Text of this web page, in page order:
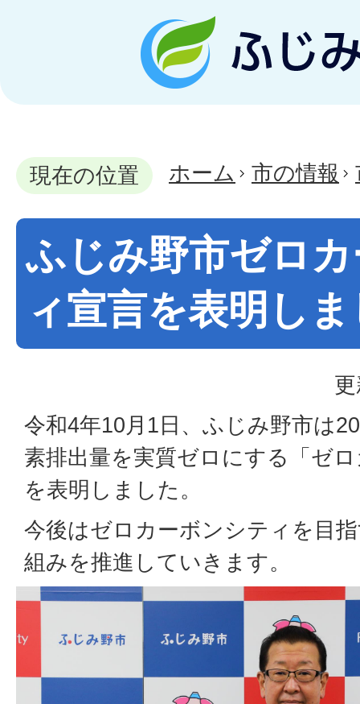
現在の位置 ホーム 市の情報
ふじみ野市ゼロ
ィ宣言を表明し
令和4年10月1日、ふじみ野市は
素排出量を実質ゼロにする「ゼ
を表明しました。
今後はゼロカーボンシティを目
組みを推進していきます。